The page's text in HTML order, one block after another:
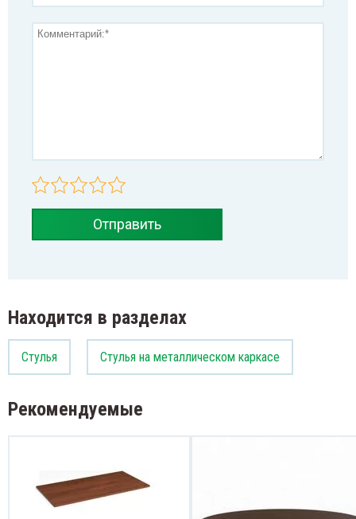
Отправить
Находится в разделах
Стулья Стулья на металлическом каркасе
Рекомендуемые